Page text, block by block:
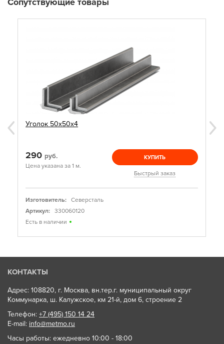
Уголок 50х50х4
290 руб.
Цена указана за 1 м.
КУПИТЬ
Быстрый заказ
Изготовитель:
Северсталь
Артикул:
330060120
Есть в наличии
КОНТАКТЫ
Адрес: 108820, г. Москва, вн.тер.г. муниципальный округ
Коммунарка, ш. Калужское, км 21-й, дом 6, строение 2
Телефон: +7 (495) 150 14 24
E-mail: info@metmo.ru
Часы работы: ежедневно 10:00 - 18:00